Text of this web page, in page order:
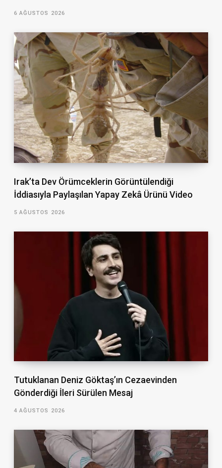
6 AĞUSTOS 2026
Irak’ta Dev Örümceklerin Görüntülendiği
İddiasıyla Paylaşılan Yapay Zekâ Ürünü Video
5 AĞUSTOS 2026
Tutuklanan Deniz Göktaş’ın Cezaevinden
Gönderdiği İleri Sürülen Mesaj
4 AĞUSTOS 2026